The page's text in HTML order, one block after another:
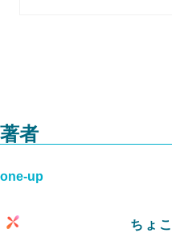
著者
one-up
ちょ